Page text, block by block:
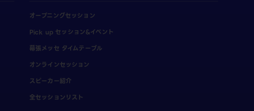
オープニングセッション
Pick up セッション&イベント
幕張メッセ タイムテーブル
オンラインセッション
スピーカー紹介
全セッションリスト